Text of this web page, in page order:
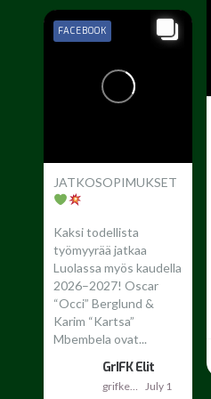
JATKOSOPIMUKSET
Kaksi todellista
työmyyrää jatkaa
Luolassa myös kaudella
2026–2027! Oscar
“Occi” Berglund &
Karim “Kartsa”
Mbembela ovat...
GrIFK Elit
July 1
FACEBOOK